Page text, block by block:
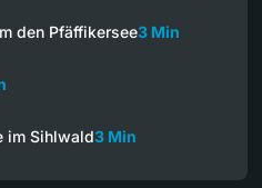
den Pfäffikersee3 Min
im Sihlwald3 Min